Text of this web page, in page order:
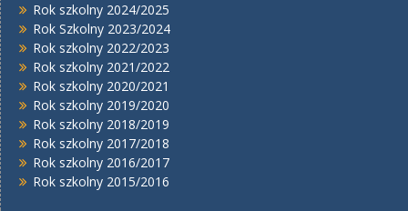
Rok szkolny 2024/2025
Rok Szkolny 2023/2024
Rok szkolny 2022/2023
Rok szkolny 2021/2022
Rok szkolny 2020/2021
Rok szkolny 2019/2020
Rok szkolny 2018/2019
Rok szkolny 2017/2018
Rok szkolny 2016/2017
Rok szkolny 2015/2016